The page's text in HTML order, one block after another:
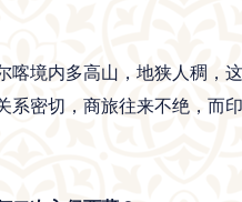
喀境内多高山，地狭人稠，
系密切，商旅往来不绝，而